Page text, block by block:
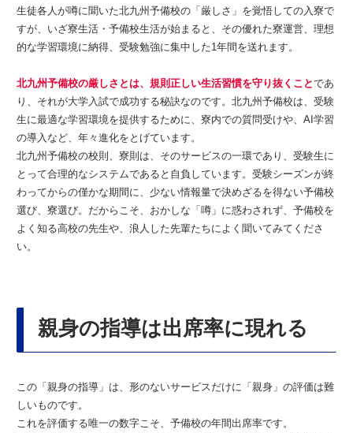
生徒各人が噂に聞いた北九州予備校の「厳しさ」を覚悟しての入寮で
すが、いざ寮生活・予備校生活が始まると、その優れた寮運営、理想
的な学習環境に納得、受験勉強に集中した1年間を送れます。
北九州予備校の厳しさとは、規則正しい生活習慣を守り抜くことであ
り、それが大学入試で成功する秘訣なのです。北九州予備校は、受験
生に最適な学習環境を提供するために、寮内での質問受けや、AI学習
の導入など、年々進化をとげています。
北九州予備校の校則、寮則は、そのサービスの一環であり、受験生に
とって合理的なシステムであると自負しています。受験シーズンが終
わってからの僅かな期間に、少ない情報量で決めざるを得ない予備校
選び、寮選び。だからこそ、おかしな「噂」に惑わされず、予備校を
よく知る高校の先生や、浪人した先輩たちによく聞いてみてくださ
い。
親身の指導は出席率に現れる
この「親身の指導」は、形のないサービスだけに「親身」の評価は難
しいものです。
これを評価する唯一の数字こそ、予備校の年間出席率です。